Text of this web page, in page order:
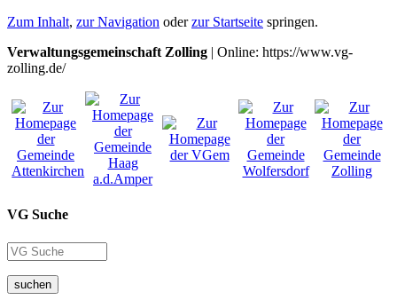
Zum Inhalt, zur Navigation oderzur Startseite springen.
Verwaltungsgemeinschaft Zolling | Online: https://www.vg-
zolling.de/
VG Suche
suchen